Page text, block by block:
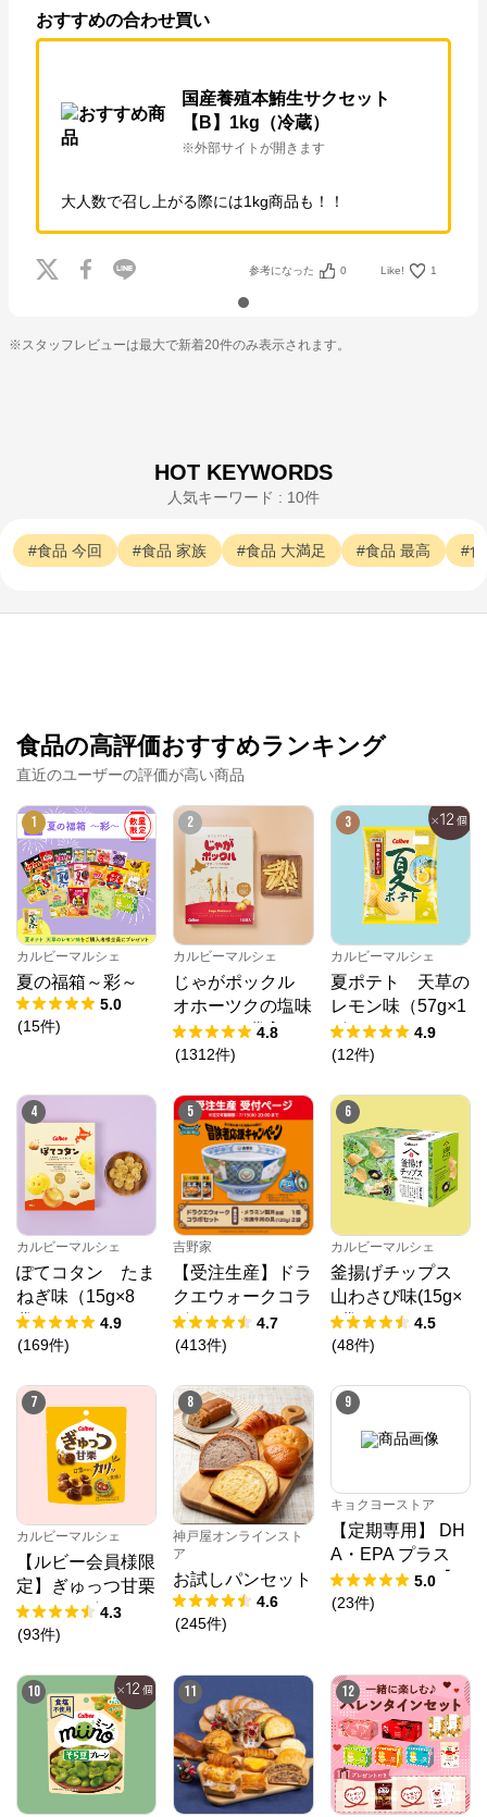
おすすめの合わせ買い
国産養殖本鮪生サクセット
【B】1kg（冷蔵）
※外部サイトが開きます
大人数で召し上がる際には1kg商品も！！
参考になった 0 Like! 1
※スタッフレビューは最大で新着20件のみ表示されます。
HOT KEYWORDS
人気キーワード : 10件
食品 今回 食品 家族 食品 大満足 食品 最高
食品の高評価おすすめランキング
直近のユーザーの評価が高い商品
1
カルビーマルシェ
夏の福箱～彩～
5.0
(15件)
2
カルビーマルシェ
じゃがポックル
オホーツクの塩味
（18g×10袋入）
4.8
(1312件)
3
カルビーマルシェ
夏ポテト 天草の
レモン味（57g×1
2個）
4.9
(12件)
4
カルビーマルシェ
ぽてコタン たま
ねぎ味（15g×8
袋）
4.9
(169件)
5
吉野家
【受注生産】ドラ
クエウォークコラ
ボセット
4.7
(413件)
6
カルビーマルシェ
釜揚げチップス
山わさび味(15g×
8袋)
4.5
(48件)
7
カルビーマルシェ
【ルビー会員様限
定】ぎゅっつ甘栗
（26g×12個）
4.3
(93件)
8
神戸屋オンラインスト
ア
お試しパンセット
4.6
(245件)
9
キョクヨーストア
【定期専用】 DH
A・EPA プラス
クリルオイル【1
0%OFF】
5.0
(23件)
10 11 12